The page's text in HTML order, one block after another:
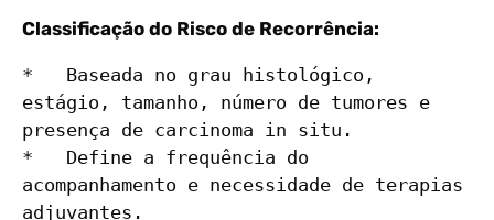
Classificação do Risco de Recorrência:
*   Baseada no grau histológico,
estágio, tamanho, número de tumores e
presença de carcinoma in situ.
*   Define a frequência do
acompanhamento e necessidade de terapias